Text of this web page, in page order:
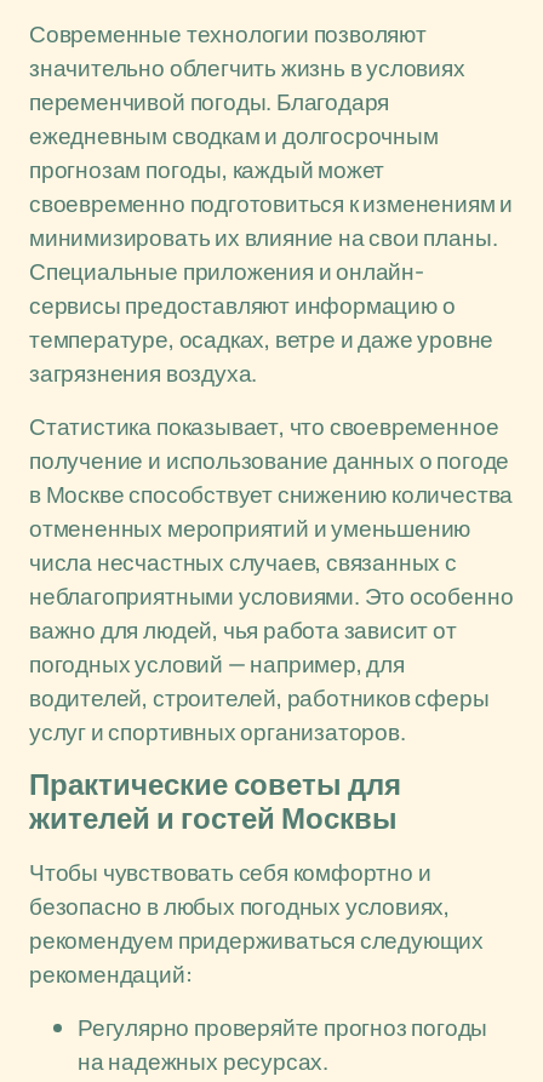
Современные технологии позволяют
значительно облегчить жизнь в условиях
переменчивой погоды. Благодаря
ежедневным сводкам и долгосрочным
прогнозам погоды, каждый может
своевременно подготовиться к изменениям и
минимизировать их влияние на свои планы.
Специальные приложения и онлайн-
сервисы предоставляют информацию о
температуре, осадках, ветре и даже уровне
загрязнения воздуха.
Статистика показывает, что своевременное
получение и использование данных о погоде
в Москве способствует снижению количества
отмененных мероприятий и уменьшению
числа несчастных случаев, связанных с
неблагоприятными условиями. Это особенно
важно для людей, чья работа зависит от
погодных условий — например, для
водителей, строителей, работников сферы
услуг и спортивных организаторов.
Практические советы для
жителей и гостей Москвы
Чтобы чувствовать себя комфортно и
безопасно в любых погодных условиях,
рекомендуем придерживаться следующих
рекомендаций:
Регулярно проверяйте прогноз погоды
на надежных ресурсах.